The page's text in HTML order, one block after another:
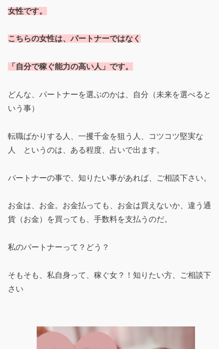
女性です。
こちらの女性は、パートナーではなく
「自分で稼ぐ能力の高い人」です。
どんな、パートナーを選ぶのかは、自分（未来を選べると
いう事）
転職ばかりする人、一攫千金を狙う人、コツコツ堅実な
人 というのは、ある程度、占いで出ます。
パートナーの事で、知りたい事があれば、ご相談下さい。
お金は、お金。お金払っても、お金は買えないか、違う通
貨（お金）を買っても、手数料を支払うのだ。
私のパートナーって？どう？
そもそも、私自身って、稼ぐ女？！知りたい方、ご相談下
さい